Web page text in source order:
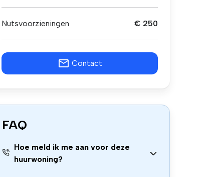
Nutsvoorzieningen € 250
Contact
FAQ
Hoe meld ik me aan voor deze
huurwoning?